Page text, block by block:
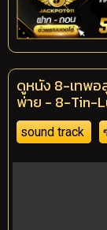
ดูหนัง 8-เทพอ
พ่าย - 8-Tin-
sound track